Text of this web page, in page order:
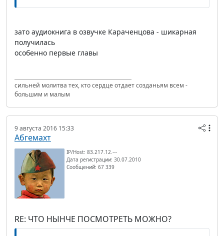
зато аудиокнига в озвучке Караченцова - шикарная
получилась
особенно первые главы
сильней молитва тех, кто сердце отдает созданьям всем -
большим и малым
9 августа 2016 15:33
Абгемахт
IP/Host: 83.217.12.---
Дата регистрации: 30.07.2010
Сообщений: 67 339
RE: ЧТО НЫНЧЕ ПОСМОТРЕТЬ МОЖНО?